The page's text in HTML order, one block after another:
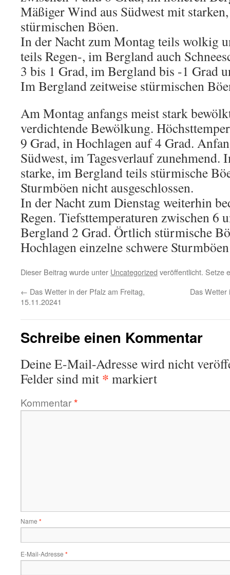
Mäßiger Wind aus Südwest mit
stürmischen Böen.
In der Nacht zum Montag teils wolkig
teils Regen-, im Bergland auch
3 bis 1 Grad, im Bergland bis -1 Grad
Im Bergland zeitweise stürmischen
Am Montag anfangs meist stark
verdichtende Bewölkung.
9 Grad, in Hochlagen auf 4 Grad.
Südwest, im Tagesverlauf zunehmend.
starke, im Bergland teils stürmische
Sturmböen nicht ausgeschlossen.
In der Nacht zum Dienstag weiterhin
Regen. Tiefsttemperaturen zwischen 6
Bergland 2 Grad. Örtlich stürmische
Hochlagen einzelne schwere
Dieser Beitrag wurde unter Uncategorized veröffentlicht. Setze
← Das Wetter in der Pfalz am Freitag,
15.11.20241
Das Wetter
Schreibe einen Kommentar
Deine E-Mail-Adresse wird nicht
Felder sind mit * markiert
Kommentar*
Name *
E-Mail-Adresse *